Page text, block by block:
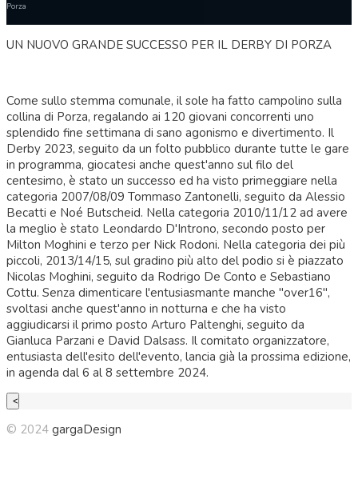
Porza
UN NUOVO GRANDE SUCCESSO PER IL DERBY DI PORZA
Come sullo stemma comunale, il sole ha fatto campolino sulla
collina di Porza, regalando ai 120 giovani concorrenti uno
splendido fine settimana di sano agonismo e divertimento. Il
Derby 2023, seguito da un folto pubblico durante tutte le gare
in programma, giocatesi anche quest'anno sul filo del
centesimo, è stato un successo ed ha visto primeggiare nella
categoria 2007/08/09 Tommaso Zantonelli, seguito da Alessio
Becatti e Noé Butscheid. Nella categoria 2010/11/12 ad avere
la meglio è stato Leondardo D'Introno, secondo posto per
Milton Moghini e terzo per Nick Rodoni. Nella categoria dei più
piccoli, 2013/14/15, sul gradino più alto del podio si è piazzato
Nicolas Moghini, seguito da Rodrigo De Conto e Sebastiano
Cottu. Senza dimenticare l'entusiasmante manche "over16",
svoltasi anche quest'anno in notturna e che ha visto
aggiudicarsi il primo posto Arturo Paltenghi, seguito da
Gianluca Parzani e David Dalsass. Il comitato organizzatore,
entusiasta dell'esito dell'evento, lancia già la prossima edizione,
in agenda dal 6 al 8 settembre 2024.
© 2024 gargaDesign